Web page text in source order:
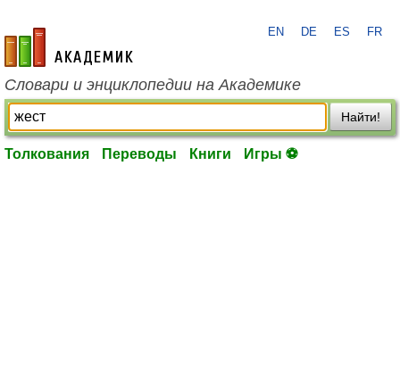
academic.ru
EN DE ES FR
Словари и энциклопедии на Академике
Найти!
Толкования Переводы Книги Игры ⚽